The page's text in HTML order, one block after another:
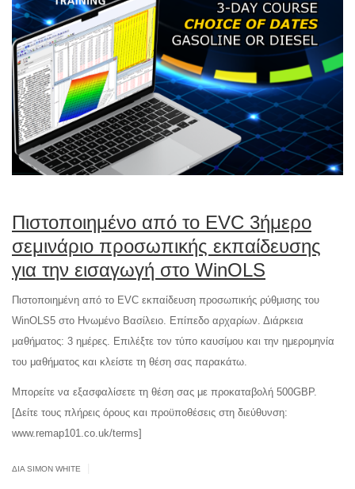
Πιστοποιημένο από το EVC 3ήμερο
σεμινάριο προσωπικής εκπαίδευσης
για την εισαγωγή στο WinOLS
Πιστοποιημένη από το EVC εκπαίδευση προσωπικής ρύθμισης του
WinOLS5 στο Ηνωμένο Βασίλειο. Επίπεδο αρχαρίων. Διάρκεια
μαθήματος: 3 ημέρες. Επιλέξτε τον τύπο καυσίμου και την ημερομηνία
του μαθήματος και κλείστε τη θέση σας παρακάτω.
Μπορείτε να εξασφαλίσετε τη θέση σας με προκαταβολή 500GBP.
[Δείτε τους πλήρεις όρους και προϋποθέσεις στη διεύθυνση:
www.remap101.co.uk/terms]
ΔΙΆ SIMON WHITE